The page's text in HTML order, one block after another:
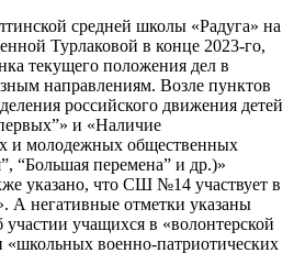
средней школы «Радуга» на
Турлаковой в конце 2023-го,
текущего положения дел в
направлениям. Возле пунктов
российского движения детей
и «Наличие
и молодежных общественных
“Большая перемена” и др.)»
указано, что СШ №14 участвует в
А негативные отметки указаны
учащихся в «волонтерской
«школьных военно-патриотических